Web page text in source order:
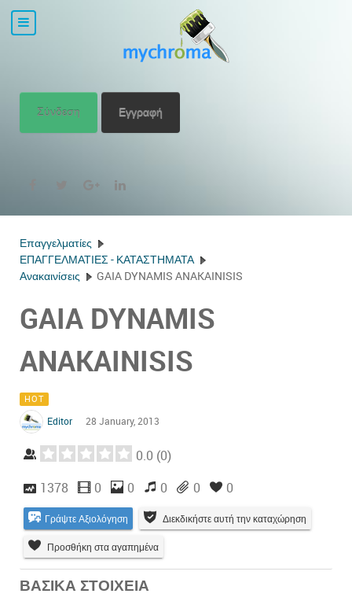
Σύνδεση Εγγραφή
Επαγγελματίες
ΕΠΑΓΓΕΛΜΑΤΙΕΣ - ΚΑΤΑΣΤΗΜΑΤΑ
Ανακαινίσεις
GAIA DYNAMIS ANAKAINISIS
GAIA DYNAMIS
ANAKAINISIS
HOT
Editor 28 January, 2013
0.0 (0)
1378 0 0 0 0 0
Γράψτε Αξιολόγηση Διεκδικήστε αυτή την καταχώρηση
Προσθήκη στα αγαπημένα
ΒΑΣΙΚΑ ΣΤΟΙΧΕΙΑ